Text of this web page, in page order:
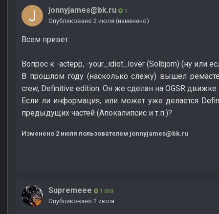
jonnyjames@bk.ru 1
Опубликовано 2 июля (изменено)
Всем привет.
Вопрос к -actepp, -your_idiot_lover (Solbjorn) (ну или
В прошлом году (насколько слежу) вышел
crew, Definitive edition. Он же сделан на OGSR движке.
Если ли информация, или может уже делается
предыдущих частей (Апокалипсис и т.п.)?
Изменено 2 июля пользователем jonnyjames@bk.ru
Supremeee 1 010
Опубликовано 2 июля